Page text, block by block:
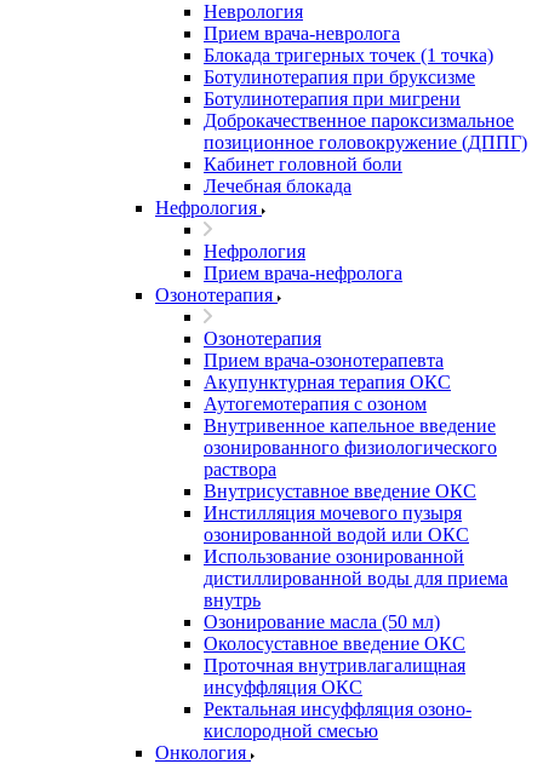
Неврология
Прием врача-невролога
Блокада тригерных точек (1 точка)
Ботулинотерапия при бруксизме
Ботулинотерапия при мигрени
Доброкачественное пароксизмальное
позиционное головокружение (ДППГ)
Кабинет головной боли
Лечебная блокада
Нефрология
Нефрология
Прием врача-нефролога
Озонотерапия
Озонотерапия
Прием врача-озонотерапевта
Акупунктурная терапия ОКС
Аутогемотерапия с озоном
Внутривенное капельное введение
озонированного физиологического
раствора
Внутрисуставное введение ОКС
Инстилляция мочевого пузыря
озонированной водой или ОКС
Использование озонированной
дистиллированной воды для приема
внутрь
Озонирование масла (50 мл)
Околосуставное введение ОКС
Проточная внутривлагалищная
инсуффляция ОКС
Ректальная инсуффляция озоно-
кислородной смесью
Онкология